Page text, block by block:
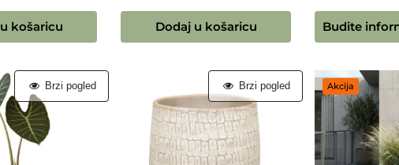
košaricu Dodaj u košaricu Budite
Brzi pogled Brzi pogled Akcija